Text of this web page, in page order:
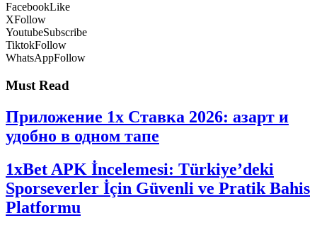
FacebookLike
XFollow
YoutubeSubscribe
TiktokFollow
WhatsAppFollow
Must Read
Приложение 1x Ставка 2026: азарт и
удобно в одном тапе
1xBet APK İncelemesi: Türkiye’deki
Sporseverler İçin Güvenli ve Pratik Bahis
Platformu